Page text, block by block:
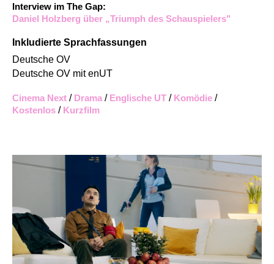
Interview im The Gap:
Daniel Holzberg über „Triumph des Schauspielers"
Inkludierte Sprachfassungen
Deutsche OV
Deutsche OV mit enUT
Cinema Next / Drama / Englische UT / Komödie /
Kostenlos / Kurzfilm